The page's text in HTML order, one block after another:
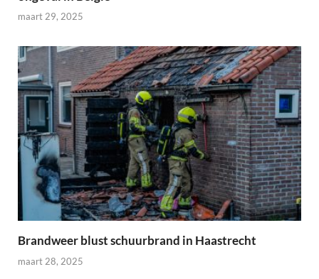
maart 29, 2025
Brandweer blust schuurbrand in Haastrecht
maart 28, 2025